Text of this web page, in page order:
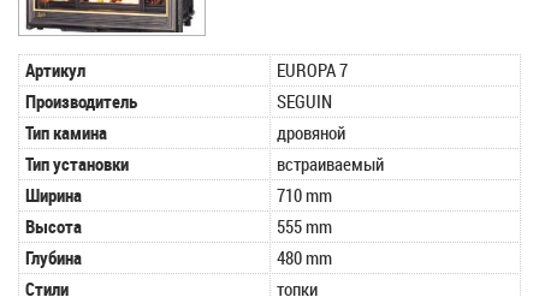
Артикул
EUROPA 7
Производитель
SEGUIN
Тип камина
дровяной
Тип установки
встраиваемый
Ширина
710 mm
Высота
555 mm
Глубина
480 mm
Стили
топки